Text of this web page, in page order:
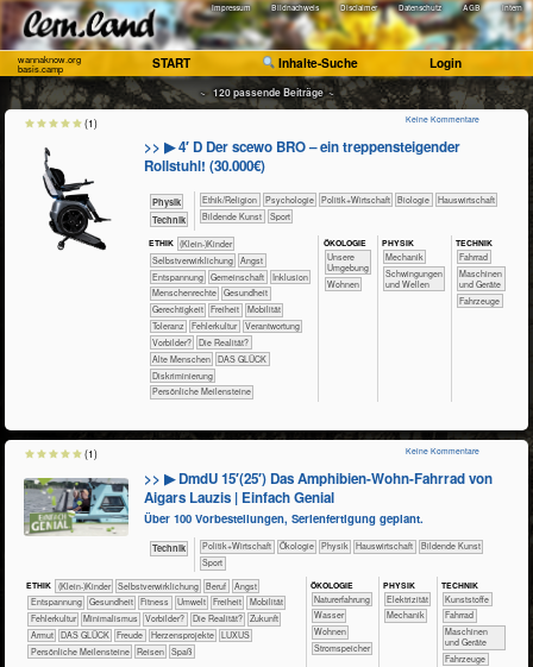
Impressum Bildnachweis Disclaimer Datenschutz AGB Intern
wannaknow.org
basis.camp START Inhalte-Suche Login
~ 120 passende Beiträge ~
>> ▶ 4′ D Der scewo BRO – ein treppensteigender
Rollstuhl! (30.000€)
​​​​​​Physik
​Technik
​​​​​​​​​​Ethik/​Religion ​​​​​​​​​​Psychologie ​​​​​​​​​Politik+​Wirtschaft ​​​​​​​Biologie
​Haus­wirtschaft
Bildende Kunst
Sport
ETHIK (Klein-)Kinder
​​​​​​​​​​​​​​​​​​​​​​​​​​​​​​​​​​​​​​​​Selbst­verwirklichung
​​​​​​​​​​​​​Angst
​​​​​​​​​​​​​Entspannung
​​​​​​​​​​Gemeinschaft
​​​​​​​​Inklusion
​​​​​​​Menschenrechte
​​​​​​Gesundheit
​​​​Gerechtigkeit
​​​Freiheit
​​​Mobilität
​​​Toleranz
​​Fehlerkultur
​​Verantwortung
​​Vorbilder?
​Die Realität?
Alte Menschen
DAS GLÜCK
Diskriminierung
Persönliche Meilensteine
ÖKO​LOGIE
​​​​​​​​​​​​​Unsere
Umgebung
​​​​Wohnen
PHY​SIK
​​​Mechanik
​Schwingungen
und Wellen
TECH​NIK
​​​​​​​Fahrrad
​​​​Maschinen
und Geräte
​Fahrzeuge
Keine Kommentare
(1)
>> ▶ DmdU 15′(25′) Das Amphibien-Wohn-Fahrrad von
Aigars Lauzis | Einfach Genial
Über 100 Vorbestellungen, Serienfertigung geplant.
​Technik ​​​​​​​​​Politik+​Wirtschaft ​​​​​​​​Ökologie ​​​​​​​Physik ​Haus­wirtschaft
Bildende Kunst
Sport
ETHIK (Klein-)Kinder ​​​​​​​​​​​​​​​​​​​​​​​​​​​​​​​​​​​​​​​​Selbst­verwirklichung ​​​​​​​​​​​​​​​Beruf
​​​​​​​​​​​​​Angst
​​​​​​​​​​​​​Entspannung
​​​​​​Gesundheit ​​​​​Fitness ​​​​​Umwelt ​​​Freiheit
​​​Mobilität
​​Fehlerkultur
​​Minimalismus ​​Vorbilder? ​Die Realität?
​Zukunft
Armut
DAS GLÜCK Freude Herzensprojekte
LUXUS
Persönliche Meilensteine
Reisen Spaß
ÖKO​LOGIE
​​​​​​​​​​​​​Naturerfahrung
​​​​​​Wasser
​​​​Wohnen
​​​Stromspeicher
PHY​SIK
​​​Elektrizität
​​​Mechanik
TECH​NIK
​​​​​​​​Kunststoffe
​​​​​​​Fahrrad
​​​​Maschinen
und Geräte
​Fahrzeuge
Keine Kommentare
(1)